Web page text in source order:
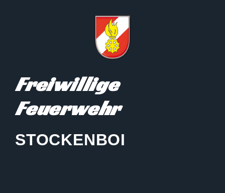
Freiwillige
Feuerwehr
STOCKENBOI